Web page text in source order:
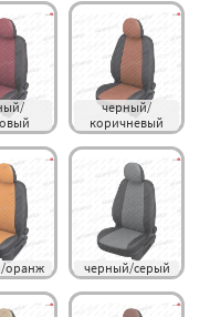
черный/
коричневый
оранж черный/серый